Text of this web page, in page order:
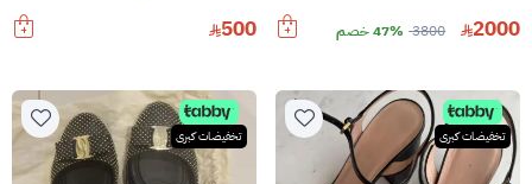
2000
3800 47% خصم 500
تخفيضات كبرى تخفيضات كبرى